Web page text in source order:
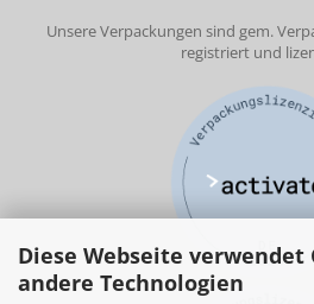
Diese Webseite verwendet
andere Technologien
Unsere Verpackungen sind gem.
registriert und